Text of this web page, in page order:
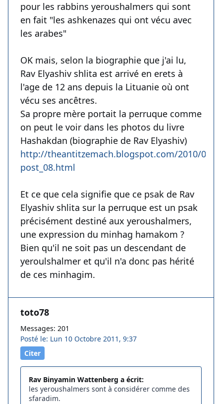
pour les rabbins yeroushalmers qui sont
en fait "les ashkenazes qui ont vécu avec
les arabes"
OK mais, selon la biographie que j'ai lu,
Rav Elyashiv shlita est arrivé en erets à
l'age de 12 ans depuis la Lituanie où ont
vécu ses ancêtres.
Sa propre mère portait la perruque comme
on peut le voir dans les photos du livre
Hashakdan (biographie de Rav Elyashiv)
http://theantitzemach.blogspot.com/2010/03/
post_08.html
Et ce que cela signifie que ce psak de Rav
Elyashiv shlita sur la perruque est un psak
précisément destiné aux yeroushalmers,
une expression du minhag hamakom ?
Bien qu'il ne soit pas un descendant de
yeroulshalmer et qu'il n'a donc pas hérité
de ces minhagim.
toto78
Messages: 201
Posté le: Lun 10 Octobre 2011, 9:37
Citer
Rav Binyamin Wattenberg a écrit:
les yeroushalmers sont à considérer comme des
sfaradim.